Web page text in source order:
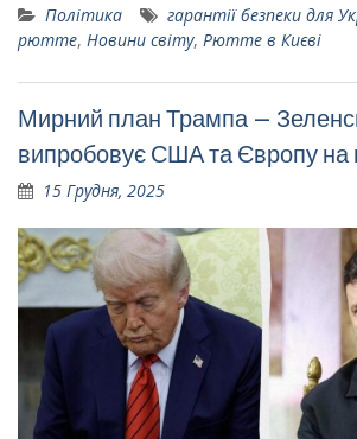
Політика гарантії безпеки для
рютте, Новини світу, Рютте в Києві
Мирний план Трампа –
випробовує США та Європу на
15 Грудня, 2025